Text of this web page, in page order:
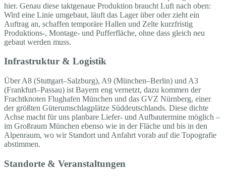
hier. Genau diese taktgenaue Produktion braucht Luft nach oben:
Wird eine Linie umgebaut, läuft das Lager über oder zieht ein
Auftrag an, schaffen temporäre Hallen und Zelte kurzfristig
Produktions-, Montage- und Pufferfläche, ohne dass gleich neu
gebaut werden muss.
Infrastruktur & Logistik
Über A8 (Stuttgart–Salzburg), A9 (München–Berlin) und A3
(Frankfurt–Passau) ist Bayern eng vernetzt, dazu kommen der
Frachtknoten Flughafen München und das GVZ Nürnberg, einer
der größten Güterumschlagplätze Süddeutschlands. Diese dichte
Achse macht für uns planbare Liefer- und Aufbautermine möglich –
im Großraum München ebenso wie in der Fläche und bis in den
Alpenraum, wo wir Standort und Anfahrt vorab auf die Topografie
abstimmen.
Standorte & Veranstaltungen